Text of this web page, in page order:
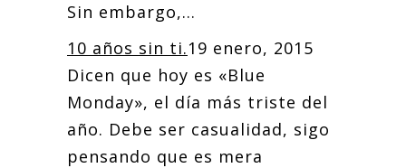
Sin embargo,...
10 años sin ti.19 enero, 2015
Dicen que hoy es «Blue
Monday», el día más triste del
año. Debe ser casualidad, sigo
pensando que es mera